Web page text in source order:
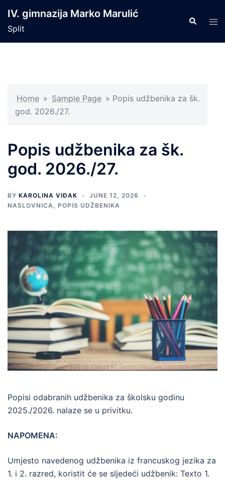
content
IV. gimnazija Marko Marulić
Split
Search
Home » Sample Page » Popis udžbenika za šk.
god. 2026./27.
Popis udžbenika za šk.
god. 2026./27.
BY KAROLINA VIĐAK
JUNE 12, 2026
NASLOVNICA, POPIS UDŽBENIKA
Popisi odabranih udžbenika za školsku godinu
2025./2026. nalaze se u privitku.
NAPOMENA:
Umjesto navedenog udžbenika iz francuskog jezika za
1. i 2. razred, koristit će se sljedeći udžbenik: Texto 1.